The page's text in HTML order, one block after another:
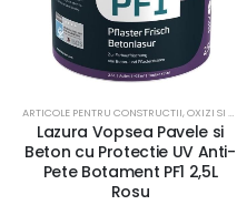
ARTICOLE PENTRU CONSTRUCTII,OXIZI SI COLORANTI
Lazura Vopsea Pavele si
Beton cu Protectie UV Anti-
Pete Botament PF1 2,5L
Rosu